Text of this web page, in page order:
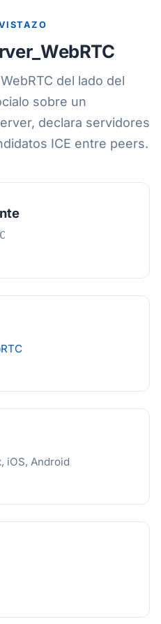
del lado del
sobre un
declara servidores
ICE entre peers.
iOS, Android